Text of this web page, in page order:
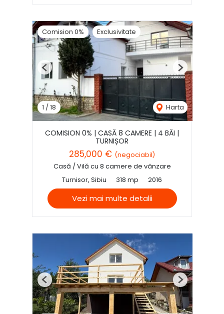
Comision 0% Exclusivitate
1 / 18 Harta
Previous Next
COMISION 0% | CASĂ 8 CAMERE | 4 BĂI |
TURNIȘOR
285,000 € (negociabil)
Casă / Vilă cu 8 camere de vânzare
Turnisor, Sibiu
318 mp 2016
Vezi mai multe detalii
Previous Next